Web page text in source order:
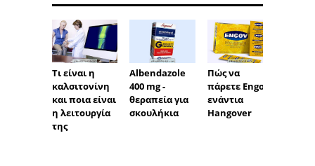
Τι είναι η
καλσιτονίνη
και ποια είναι
η λειτουργία
της
Albendazole
400 mg -
θεραπεία για
σκουλήκια
Πώς να
πάρετε Engov
ενάντια
Hangover